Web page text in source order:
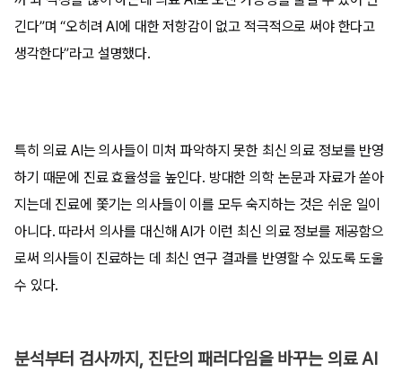
긴다”며 “오히려 AI에 대한 저항감이 없고 적극적으로 써야 한다고
생각한다”라고 설명했다.
특히 의료 AI는 의사들이 미처 파악하지 못한 최신 의료 정보를 반영
하기 때문에 진료 효율성을 높인다. 방대한 의학 논문과 자료가 쏟아
지는데 진료에 쫓기는 의사들이 이를 모두 숙지하는 것은 쉬운 일이
아니다. 따라서 의사를 대신해 AI가 이런 최신 의료 정보를 제공함으
로써 의사들이 진료하는 데 최신 연구 결과를 반영할 수 있도록 도울
수 있다.
분석부터 검사까지, 진단의 패러다임을 바꾸는 의료 AI